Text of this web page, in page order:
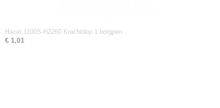
Hazet 1100S-H2260 Krachtdop 1 borgpen
€ 1,01